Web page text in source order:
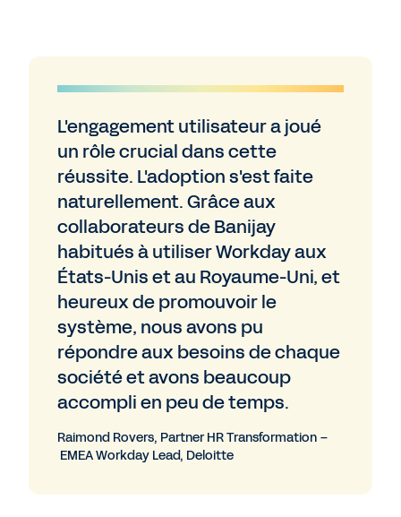
L'engagement utilisateur a joué
un rôle crucial dans cette
réussite. L'adoption s'est faite
naturellement. Grâce aux
collaborateurs de Banijay
habitués à utiliser Workday aux
États-Unis et au Royaume-Uni, et
heureux de promouvoir le
système, nous avons pu
répondre aux besoins de chaque
société et avons beaucoup
accompli en peu de temps.
Raimond Rovers, Partner HR Transformation –
EMEA Workday Lead, Deloitte